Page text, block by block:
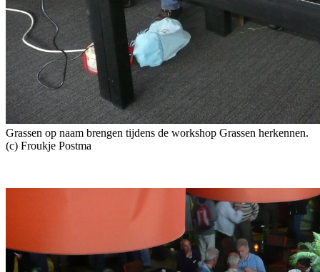
Grassen op naam brengen tijdens de workshop Grassen herkennen.
(c) Froukje Postma